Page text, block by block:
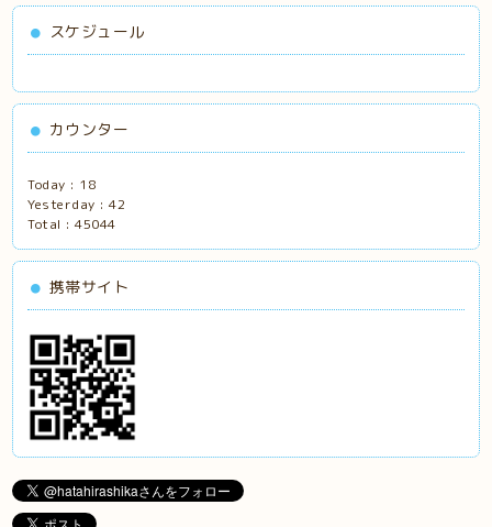
スケジュール
カウンター
Today : 18
Yesterday :42
Total :45044
携帯サイト